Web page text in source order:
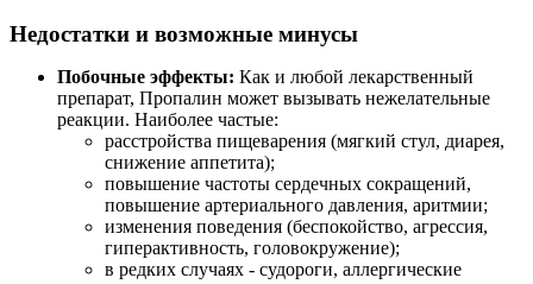
Недостатки и возможные минусы
Побочные эффекты: Как и любой лекарственный
препарат, Пропалин может вызывать нежелательные
реакции. Наиболее частые:
расстройства пищеварения (мягкий стул, диарея,
снижение аппетита);
повышение частоты сердечных сокращений,
повышение артериального давления, аритмии;
изменения поведения (беспокойство, агрессия,
гиперактивность, головокружение);
в редких случаях - судороги, аллергические